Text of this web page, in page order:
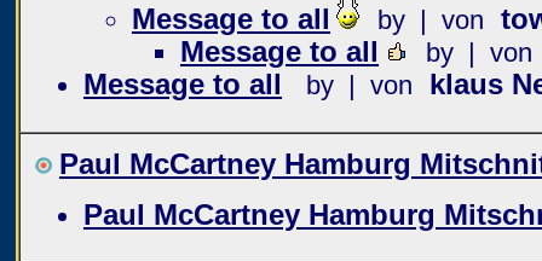
Message to all
by | von
Message to all
by | von
Message to all by | von klaus
Paul McCartney Hamburg
Paul McCartney Hamburg